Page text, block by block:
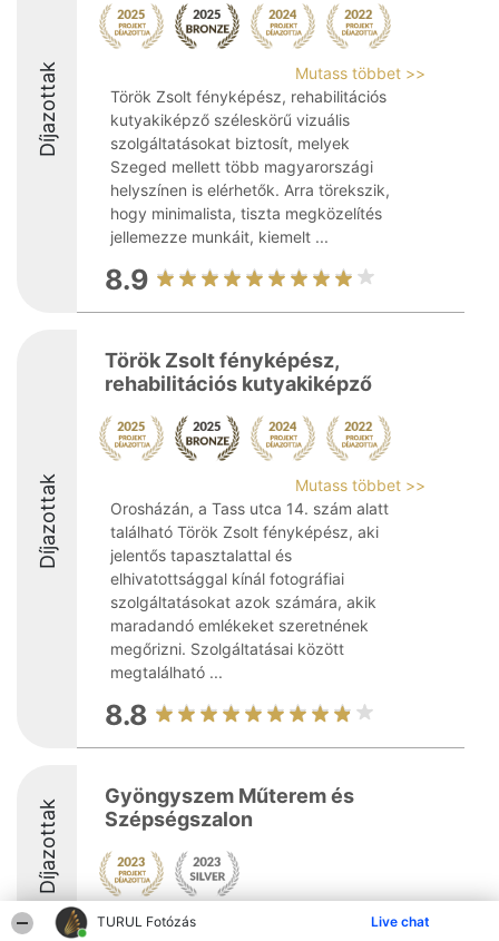
TURUL Fotózás Live chat
Díjazottak
Mutass többet >>
Török Zsolt fényképész, rehabilitációs
kutyakiképző széleskörű vizuális
szolgáltatásokat biztosít, melyek
Szeged mellett több magyarországi
helyszínen is elérhetők. Arra törekszik,
hogy minimalista, tiszta megközelítés
jellemezze munkáit, kiemelt ...
8.9
Díjazottak
Török Zsolt fényképész,
rehabilitációs kutyakiképző
Mutass többet >>
Orosházán, a Tass utca 14. szám alatt
található Török Zsolt fényképész, aki
jelentős tapasztalattal és
elhivatottsággal kínál fotográfiai
szolgáltatásokat azok számára, akik
maradandó emlékeket szeretnének
megőrizni. Szolgáltatásai között
megtalálható ...
8.8
Díjazottak
Gyöngyszem Műterem és
Szépségszalon